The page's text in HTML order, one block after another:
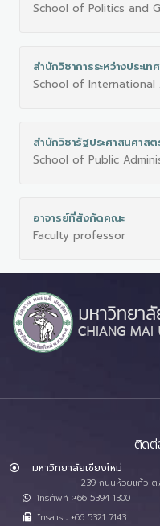
School of Politics and
สำนักวิชาการระหว่างประเทศ
School of International
สำนักวิชารัฐประศาสนศาส
School of Public
อาจารย์ที่สังกัดคณะ
Faculty professor
ติดต่
มหาวิทยาลัยเชียงใหม่
239 ถนนห้วยแก้ว ต.
โทรศัพท์ :+66 5394 1300
โทรสาร : +66 5321 7143